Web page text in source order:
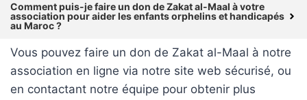
Comment puis-je faire un don de Zakat al-Maal à votre
association pour aider les enfants orphelins et handicapés
au Maroc ?
Vous pouvez faire un don de Zakat al-Maal à notre
association en ligne via notre site web sécurisé, ou
en contactant notre équipe pour obtenir plus